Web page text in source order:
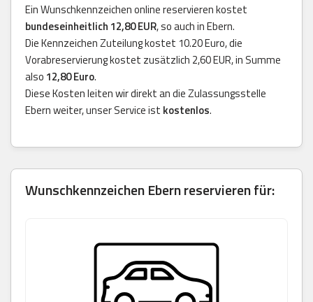
Ein Wunschkennzeichen online reservieren kostet
bundeseinheitlich 12,80 EUR, so auch in Ebern.
Die Kennzeichen Zuteilung kostet 10.20 Euro, die
Vorabreservierung kostet zusätzlich 2,60 EUR, in Summe
also 12,80 Euro.
Diese Kosten leiten wir direkt an die Zulassungsstelle
Ebern weiter, unser Service ist kostenlos.
Wunschkennzeichen Ebern reservieren für: